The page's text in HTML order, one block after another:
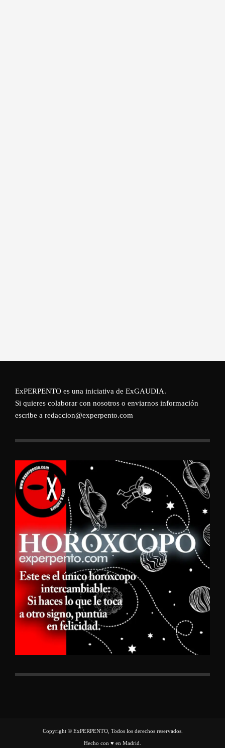
ExPERPENTO es una iniciativa de ExGAUDIA.
Si quieres colaborar con nosotros o enviarnos información
escribe a redaccion@experpento.com
Copyright © ExPERPENTO, Todos los derechos reservados.
Hecho con ♥ en Madrid.